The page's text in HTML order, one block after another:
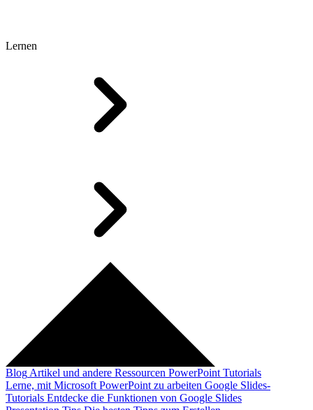
Lernen
Blog Artikel und andere Ressourcen PowerPoint Tutorials
Lerne, mit Microsoft PowerPoint zu arbeiten Google Slides-
Tutorials Entdecke die Funktionen von Google Slides